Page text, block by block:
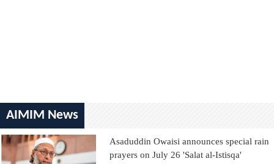
AIMIM News
Asaduddin Owaisi announces special rain
prayers on July 26 'Salat al-Istisqa'